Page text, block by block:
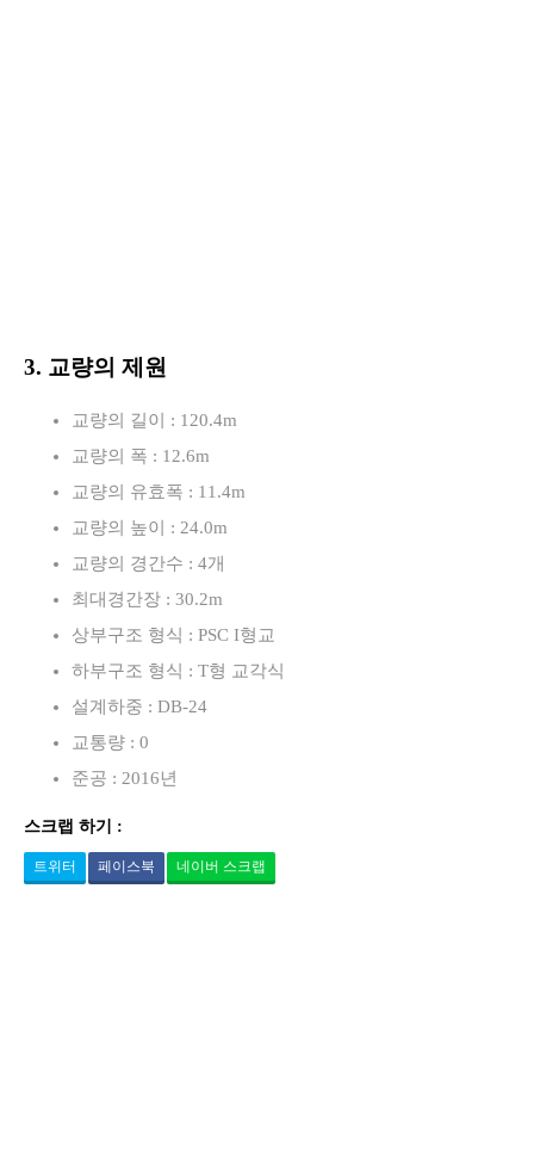
3. 교량의 제원
교량의 길이 : 120.4m
교량의 폭 : 12.6m
교량의 유효폭 : 11.4m
교량의 높이 : 24.0m
교량의 경간수 : 4개
최대경간장 : 30.2m
상부구조 형식 : PSC I형교
하부구조 형식 : T형 교각식
설계하중 : DB-24
교통량 : 0
준공 : 2016년
스크랩 하기 :
트위터 페이스북 네이버 스크랩